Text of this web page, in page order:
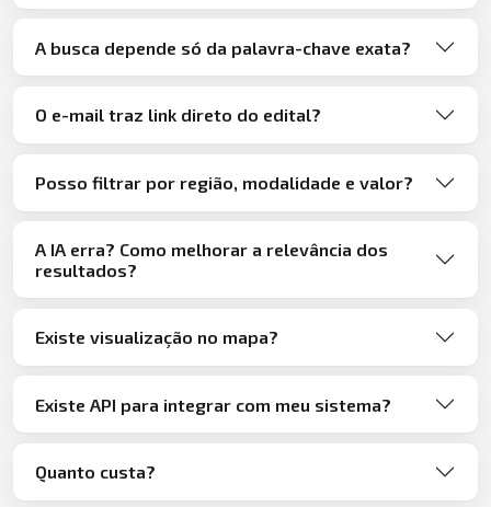
A busca depende só da palavra-chave exata?
O e-mail traz link direto do edital?
Posso filtrar por região, modalidade e valor?
A IA erra? Como melhorar a relevância dos
resultados?
Existe visualização no mapa?
Existe API para integrar com meu sistema?
Quanto custa?